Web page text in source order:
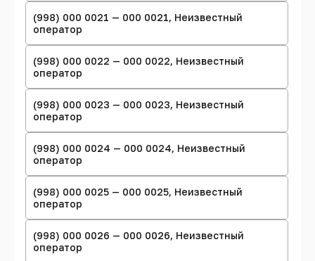
(998) 000 0021 — 000 0021, Неизвестный
оператор
(998) 000 0022 — 000 0022, Неизвестный
оператор
(998) 000 0023 — 000 0023, Неизвестный
оператор
(998) 000 0024 — 000 0024, Неизвестный
оператор
(998) 000 0025 — 000 0025, Неизвестный
оператор
(998) 000 0026 — 000 0026, Неизвестный
оператор